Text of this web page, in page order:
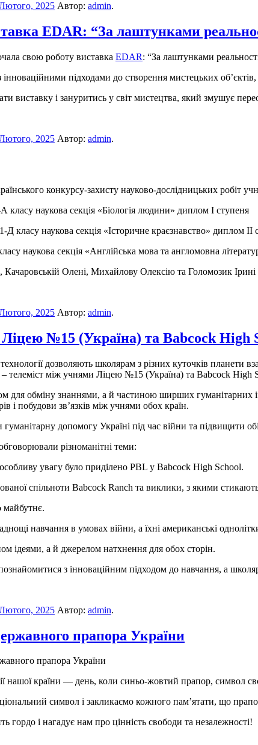
2025 Автор: admin.
EDAR: “За лаштунками
свою роботу виставка EDAR: “За лаштунками
інноваційними підходами до створення мистецьких
виставку і зануритись у світ мистецтва, який змушує
2025 Автор: admin.
конкурсу-захисту науково-дослідницьких робіт
наукова секція «Біологія людини» диплом І ступеня
наукова секція «Історичне краєзнавство» диплом ІІ
наукова секція «Англійська мова та англомовна
Олені, Михайлову Олексію та Голомозик Ірині
2025 Автор: admin.
Ліцею №15 (Україна) та Babcock
дозволяють школярам з різних куточків планети
– телеміст між учнями Ліцею №15 (Україна) та Babcock
для обміну знаннями, а й частиною ширших гуманітарних
і побудови зв’язків між учнями обох країн.
допомогу Україні під час війни та підвищити
різноманітні теми:
увагу було приділено PBL у Babcock High School.
спільноти Babcock Ranch та виклики, з якими
майбутнє.
навчання в умовах війни, а їхні американські
ідеями, а й джерелом натхнення для обох сторін.
з інноваційним підходом до навчання, а
2025 Автор: admin.
прапора України
прапора України
нашої країни — день, коли синьо-жовтий прапор, символ
символ і закликаємо кожного пам’ятати, що
і нагадує нам про цінність свободи та незалежності!